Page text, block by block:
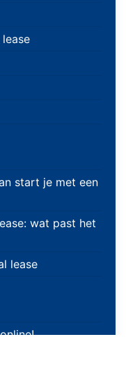
start je met een
wat past het
lease